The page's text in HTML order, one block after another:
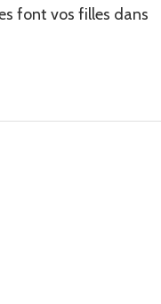
font vos filles dans